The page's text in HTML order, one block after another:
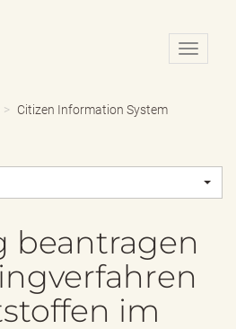
N
a
o
Citizen Information System
beantragen
im